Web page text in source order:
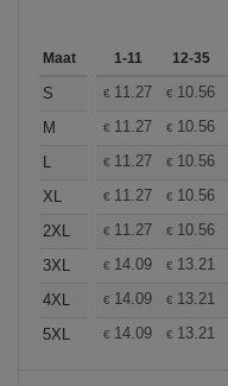
Maat 1-11 12-35
S € 11.27 € 10.56
M
€ 11.27 € 10.56
L
€ 11.27 € 10.56
XL
€ 11.27 € 10.56
2XL
€ 11.27 € 10.56
3XL
€ 14.09 € 13.21
4XL
€ 14.09 € 13.21
5XL
€ 14.09 € 13.21